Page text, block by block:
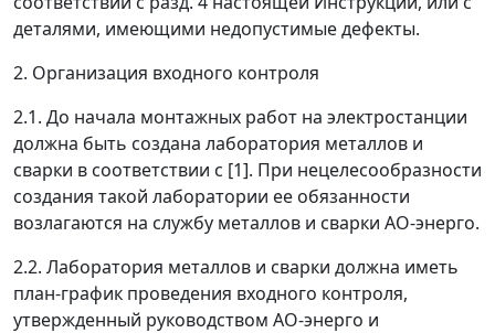
деталями, имеющими недопустимые дефекты.
2. Организация входного контроля
2.1. До начала монтажных работ на электростанции
должна быть создана лаборатория металлов и
сварки в соответствии с [1]. При нецелесообразности
создания такой лаборатории ее обязанности
возлагаются на службу металлов и сварки АО-энерго.
2.2. Лаборатория металлов и сварки должна иметь
план-график проведения входного контроля,
утвержденный руководством АО-энерго и